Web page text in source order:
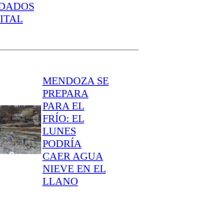
MENDOZA SE
PREPARA
PARA EL
FRÍO: EL
LUNES
PODRÍA
CAER AGUA
NIEVE EN EL
LLANO